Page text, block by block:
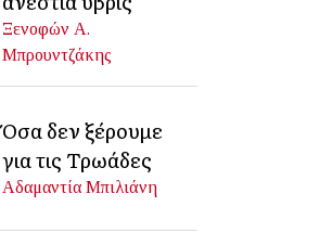
Ξενοφών Α.
Μπρουντζάκης
Όσα δεν ξέρουμε
για τις Τρωάδες
Αδαμαντία Μπιλιάνη